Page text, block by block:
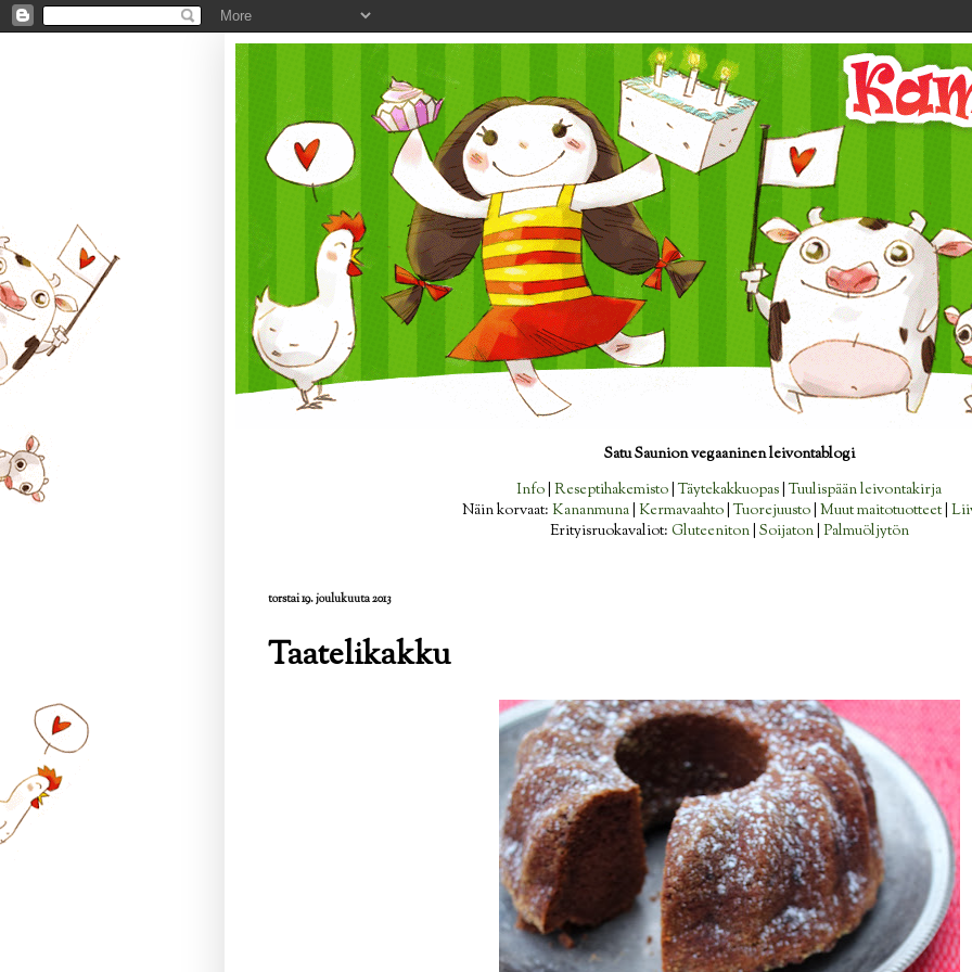
Satu Saunion vegaaninen leivontablogi
Info Reseptihakemisto |Täytekakkuopas |Tuulispään leivontakirja
Näin korvaat: Kananmuna Kermavaahto |Tuorejuusto Muut maitotuotteet|
Erityisruokavaliot: Gluteeniton| Soijaton| Palmuöljytön
torstai 19. joulukuuta 2013
Taatelikakku